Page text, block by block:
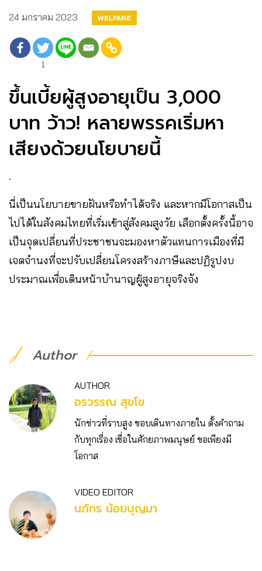
24 มกราคม 2023 WELFARE
1
ขึ้นเบี้ยผู้สูงอายุเป็น 3,000
บาท ว้าว! หลายพรรคเริ่มหา
เสียงด้วยนโยบายนี้
.
นี่เป็นนโยบายขายฝันหรือทำได้จริง และหากมีโอกาสเป็น
ไปได้ในสังคมไทยที่เริ่มเข้าสู่สังคมสูงวัย เลือกตั้งครั้งนี้อาจ
เป็นจุดเปลี่ยนที่ประชาชนจะมองหาตัวแทนการเมืองที่มี
เจตจำนงที่จะปรับเปลี่ยนโครงสร้างภาษีและปฏิรูปงบ
ประมาณเพื่อเดินหน้าบำนาญผู้สูงอายุจริงจัง
Author
AUTHOR
อรวรรณ สุขโข
นักข่าวที่ราบสูง ชอบเดินทางภายใน ตั้งคำถาม
กับทุกเรื่อง เชื่อในศักยภาพมนุษย์ ขอเพียงมี
โอกาส
VIDEO EDITOR
นภัทร น้อยบุญมา